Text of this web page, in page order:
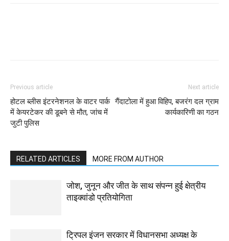
Previous article
होटल ब्लीस इंटरनेशनल के वाटर पार्क
में केयरटेकर की डूबने से मौत, जांच में
जुटी पुलिस
Next article
गैंदाटोला में हुआ विहिप, बजरंग दल ग्राम
कार्यकारिणी का गठन
RELATED ARTICLES MORE FROM AUTHOR
जोश, जुनून और जीत के साथ संपन्न हुई क्षेत्रीय
ताइक्वांडो प्रतियोगिता
ट्रिपल इंजन सरकार में विधानसभा अध्यक्ष के